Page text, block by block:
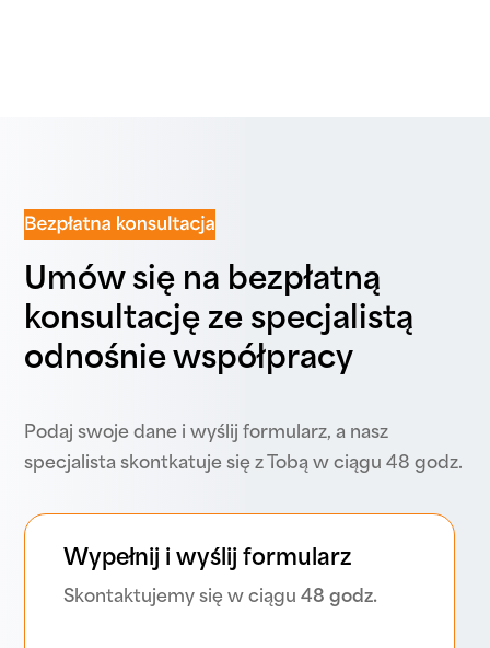
Umów się na bezpłatną
konsultację ze specjalistą
odnośnie współpracy
Podaj swoje dane i wyślij formularz, a nasz
specjalista skontkatuje się z Tobą w ciągu 48 godz.
Wypełnij i wyślij formularz
Skontaktujemy się w ciągu48 godz.